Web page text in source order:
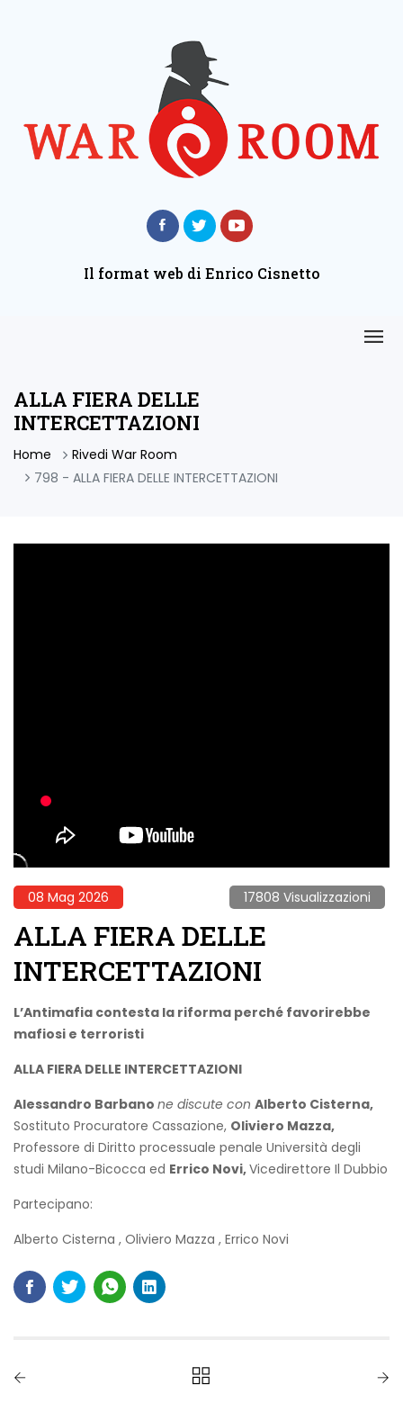
Il format web di Enrico Cisnetto
ALLA FIERA DELLE
INTERCETTAZIONI
Home
Rivedi War Room
798 - ALLA FIERA DELLE INTERCETTAZIONI
08 Mag 2026 17808 Visualizzazioni
ALLA FIERA DELLE
INTERCETTAZIONI
L’Antimafia contesta la riforma perché favorirebbe
mafiosi e terroristi
ALLA FIERA DELLE INTERCETTAZIONI
Alessandro Barbano ne discute con Alberto Cisterna,
Sostituto Procuratore Cassazione, Oliviero Mazza,
Professore di Diritto processuale penale Università degli
studi Milano-Bicocca ed Errico Novi,Vicedirettore Il Dubbio
Partecipano:
Alberto Cisterna , Oliviero Mazza , Errico Novi